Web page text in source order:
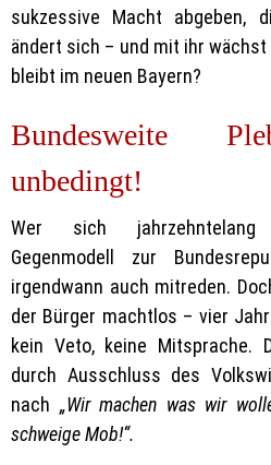
sukzessive Macht abgeben,
ändert sich – und mit ihr wächst
bleibt im neuen Bayern?
Bundesweite
unbedingt!
Wer sich jahrzehntelang
Gegenmodell zur
irgendwann auch mitreden.
der Bürger machtlos – vier
kein Veto, keine Mitsprache.
durch Ausschluss des
nach „Wir machen was wir
schweige Mob!“.